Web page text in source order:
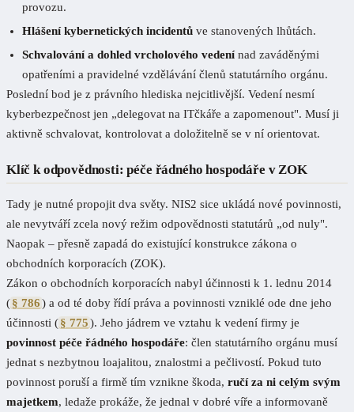
provozu.
Hlášení kybernetických incidentů ve stanovených lhůtách.
Schvalování a dohled vrcholového vedenínad zaváděnými
opatřeními a pravidelné vzdělávání členů statutárního orgánu.
Poslední bod je z právního hlediska nejcitlivější. Vedení nesmí
kyberbezpečnost jen „delegovat na ITčkáře a zapomenout". Musí ji
aktivně schvalovat, kontrolovat a doložitelně se v ní orientovat.
Klíč k odpovědnosti: péče řádného hospodáře v ZOK
Tady je nutné propojit dva světy. NIS2 sice ukládá nové povinnosti,
ale nevytváří zcela nový režim odpovědnosti statutárů „od nuly".
Naopak – přesně zapadá do existující konstrukce zákona o
obchodních korporacích (ZOK).
Zákon o obchodních korporacích nabyl účinnosti k 1. lednu 2014
(§ 786) a od té doby řídí práva a povinnosti vzniklé ode dne jeho
účinnosti (§ 775). Jeho jádrem ve vztahu k vedení firmy je
povinnost péče řádného hospodáře: člen statutárního orgánu musí
jednat s nezbytnou loajalitou, znalostmi a pečlivostí. Pokud tuto
povinnost poruší a firmě tím vznikne škoda, ručí za ni celým svým
majetkem, ledaže prokáže, že jednal v dobré víře a informovaně